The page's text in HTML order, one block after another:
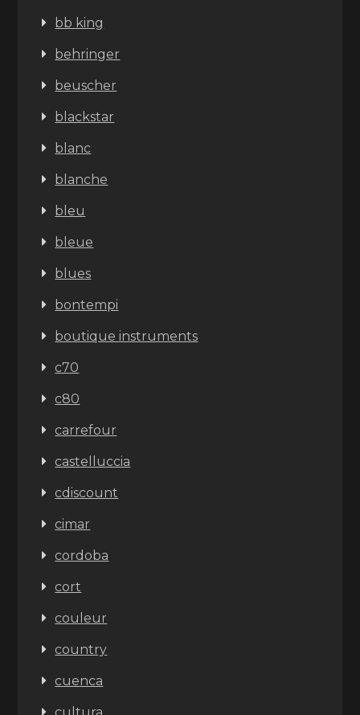
bb king
behringer
beuscher
blackstar
blanc
blanche
bleu
bleue
blues
bontempi
boutique instruments
c70
c80
carrefour
castelluccia
cdiscount
cimar
cordoba
cort
couleur
country
cuenca